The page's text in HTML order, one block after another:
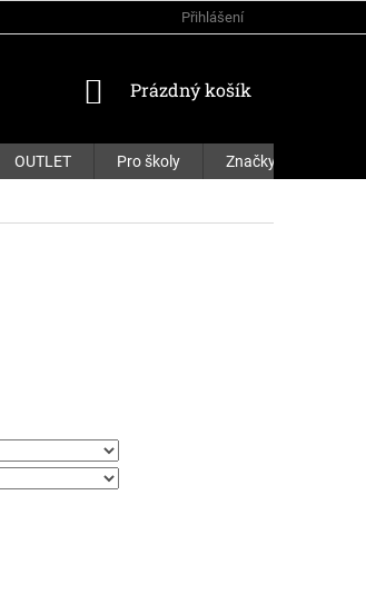
Přihlášení
NÁKUPNÍ
Prázdný košík
OUTLET Pro školy Značky